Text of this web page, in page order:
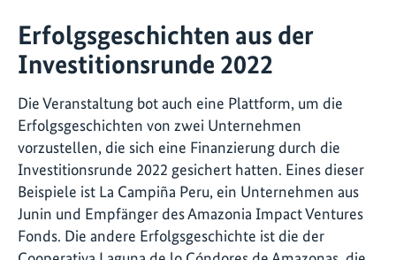
Erfolgsgeschichten aus der
Investitionsrunde 2022
Die Veranstaltung bot auch eine Plattform, um die
Erfolgsgeschichten von zwei Unternehmen
vorzustellen, die sich eine Finanzierung durch die
Investitionsrunde 2022 gesichert hatten. Eines dieser
Beispiele ist La Campiña Peru, ein Unternehmen aus
Junin und Empfänger des Amazonia Impact Ventures
Fonds. Die andere Erfolgsgeschichte ist die der